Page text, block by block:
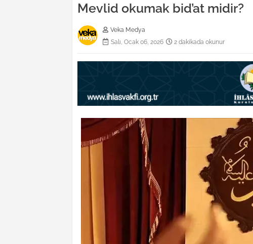
Mevlid okumak bid’at midir?
Veka Medya
Salı, Ocak 06, 2026
2 dakikada okunur